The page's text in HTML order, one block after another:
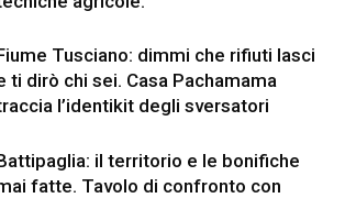
Tusciano: dimmi che rifiuti lasci
ti dirò chi sei. Casa Pachamama
l’identikit degli sversatori
il territorio e le bonifiche
fatte. Tavolo di confronto con